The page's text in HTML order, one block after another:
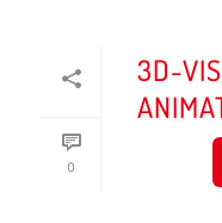
0
3D-